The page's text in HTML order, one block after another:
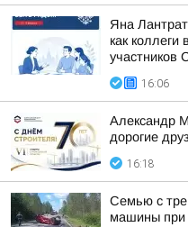
Яна
как
участников
16:06
Александр
дорогие
16:18
Семью с
машины при